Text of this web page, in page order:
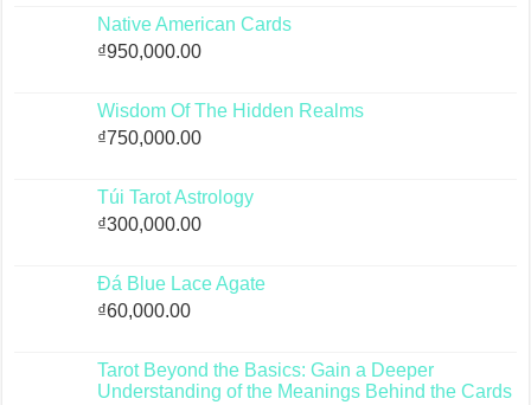
Native American Cards
₫950,000.00
Wisdom Of The Hidden Realms
₫750,000.00
Túi Tarot Astrology
₫300,000.00
Đá Blue Lace Agate
₫60,000.00
Tarot Beyond the Basics: Gain a Deeper
Understanding of the Meanings Behind the Cards